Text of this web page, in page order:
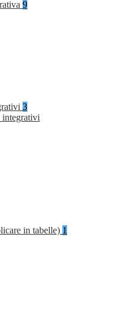
9
3
integrativi
in tabelle) 1